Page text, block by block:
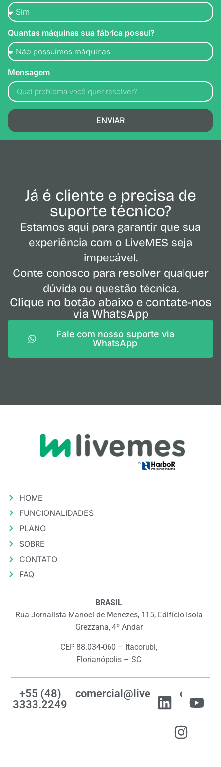
Quantas máquinas sua fábrica possui?
Mensagem
ENVIAR
Já é cliente e precisa de
suporte técnico?
Estamos aqui para garantir que sua
experiência com o LiveMES seja
impecável.
Conte conosco para resolver qualquer
dúvida ou questão técnica.
Clique no botão abaixo e contate-nos
via WhatsApp
Fale com nosso suporte via
WhatsApp
HOME
FUNCIONALIDADES
PLANO
SOBRE
CONTATO
FAQ
BRASIL
Rua Jornalista Manoel de Menezes, 115, Edifício Isola
Grezzana, 4º Andar
CEP 88.034-060 – Itacorubi,
Florianópolis – SC
+55 (48)
3333.2249
comercial@livemes.com